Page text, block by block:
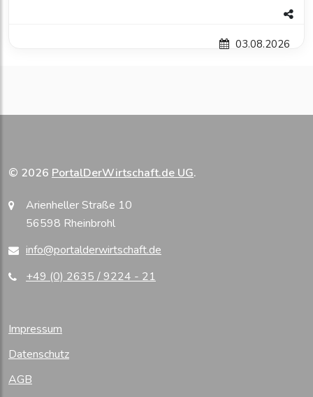
03.08.2026
© 2026 PortalDerWirtschaft.de UG.
Arienheller Straße 10
56598 Rheinbrohl
info@portalderwirtschaft.de
+49 (0) 2635 / 9224 - 21
Impressum
Datenschutz
AGB